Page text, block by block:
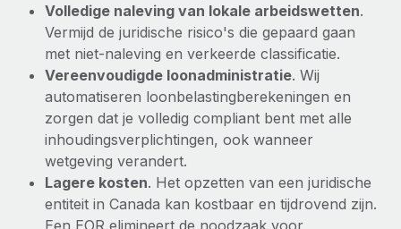
Volledige naleving van lokale arbeidswetten.
Vermijd de juridische risico's die gepaard gaan
met niet-naleving en verkeerde classificatie.
Vereenvoudigde loonadministratie. Wij
automatiseren loonbelastingberekeningen en
zorgen dat je volledig compliant bent met alle
inhoudingsverplichtingen, ook wanneer
wetgeving verandert.
Lagere kosten. Het opzetten van een juridische
entiteit in Canada kan kostbaar en tijdrovend zijn.
Een EOR elimineert de noodzaak voor